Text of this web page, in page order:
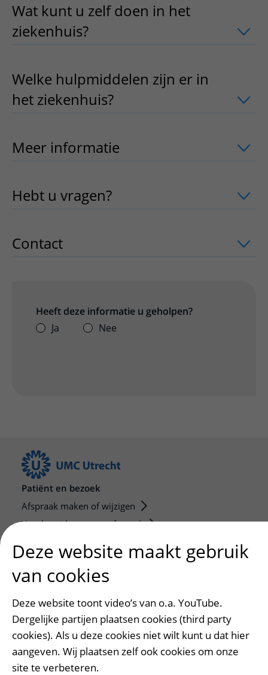
Wat kunt u zelf doen in het
ziekenhuis? uitklapper, klik om te
Welke hulpmiddelen zijn er in
het ziekenhuis? uitklapper, klik om te
Meer informatie uitklapper, klik om te
Hebt u vragen? uitklapper, klik om te
Contact uitklapper, klik om te openen
Heeft deze informatie u geholpen?
Ja
Nee
Patiënt en bezoek
Afspraak maken of wijzigen
Voorbereiden op uw afspraak
Wijzigen patiëntgegevens
Opvragen kopie dossier
Bezoektijden
Onderwijs en onderzoek
Onze opleidingen
De Nieuwe Utrechtse School
Stage en opleidingsplaatsen
Deze website maakt gebruik
van cookies
Deze website toont video’s van o.a. YouTube.
Dergelijke partijen plaatsen cookies (third party
cookies). Als u deze cookies niet wilt kunt u dat hier
aangeven. Wij plaatsen zelf ook cookies om onze
site te verbeteren.